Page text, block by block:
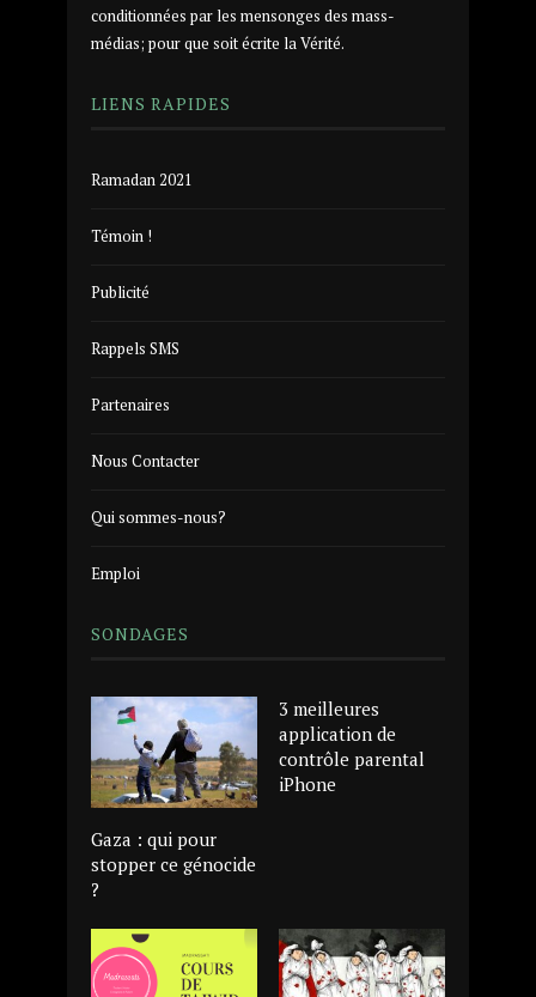
conditionnées par les mensonges des mass-
médias; pour que soit écrite la Vérité.
LIENS RAPIDES
Ramadan 2021
Témoin !
Publicité
Rappels SMS
Partenaires
Nous Contacter
Qui sommes-nous?
Emploi
SONDAGES
Gaza : qui pour
stopper ce génocide
?
3 meilleures
application de
contrôle parental
iPhone